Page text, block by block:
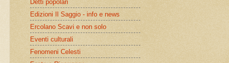
Detti popolari
Edizioni Il Saggio - info e news
Ercolano Scavi e non solo
Eventi culturali
Fenomeni Celesti